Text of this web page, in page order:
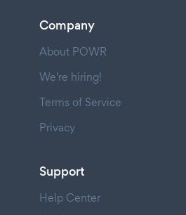
Company
About POWR
We're hiring!
Terms of Service
Privacy
Support
Help Center